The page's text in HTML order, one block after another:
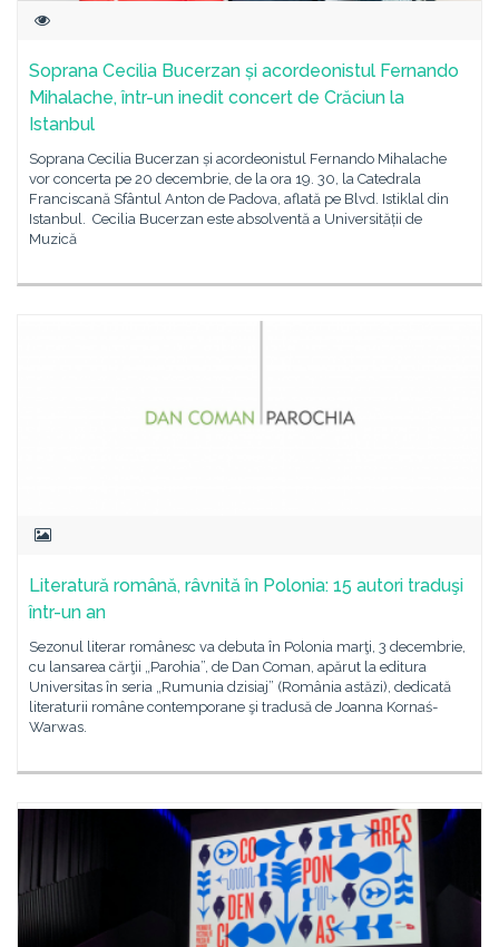
Soprana Cecilia Bucerzan și acordeonistul Fernando
Mihalache, într-un inedit concert de Crăciun la
Istanbul
Soprana Cecilia Bucerzan și acordeonistul Fernando Mihalache
vor concerta pe 20 decembrie, de la ora 19. 30, la Catedrala
Franciscană Sfântul Anton de Padova, aflată pe Blvd. Istiklal din
Istanbul. Cecilia Bucerzan este absolventă a Universității de
Muzică
Literatură română, râvnită în Polonia: 15 autori traduşi
într-un an
Sezonul literar românesc va debuta în Polonia marţi, 3 decembrie,
cu lansarea cărţii „Parohia”, de Dan Coman, apărut la editura
Universitas în seria „Rumunia dzisiaj” (România astăzi), dedicată
literaturii române contemporane şi tradusă de Joanna Kornaś-
Warwas.